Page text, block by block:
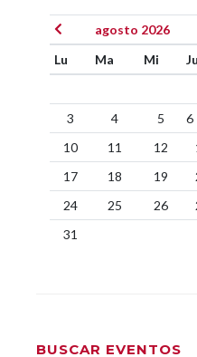
agosto 2026
Lu
Ma Mi Ju
3
4 5 6
10
11 12
17
18 19
24
25 26
31
BUSCAR EVENTOS